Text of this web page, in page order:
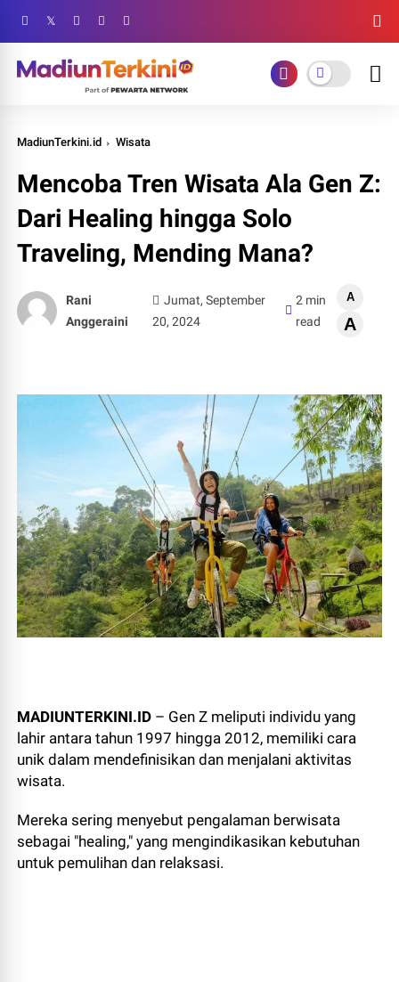
MadiunTerkini.id Wisata
Mencoba Tren Wisata Ala Gen Z:
Dari Healing hingga Solo
Traveling, Mending Mana?
Rani
Anggeraini
Jumat, September
20, 2024
2 min
read
A
A
MADIUNTERKINI.ID – Gen Z meliputi individu yang
lahir antara tahun 1997 hingga 2012, memiliki cara
unik dalam mendefinisikan dan menjalani aktivitas
wisata.
Mereka sering menyebut pengalaman berwisata
sebagai "healing," yang mengindikasikan kebutuhan
untuk pemulihan dan relaksasi.